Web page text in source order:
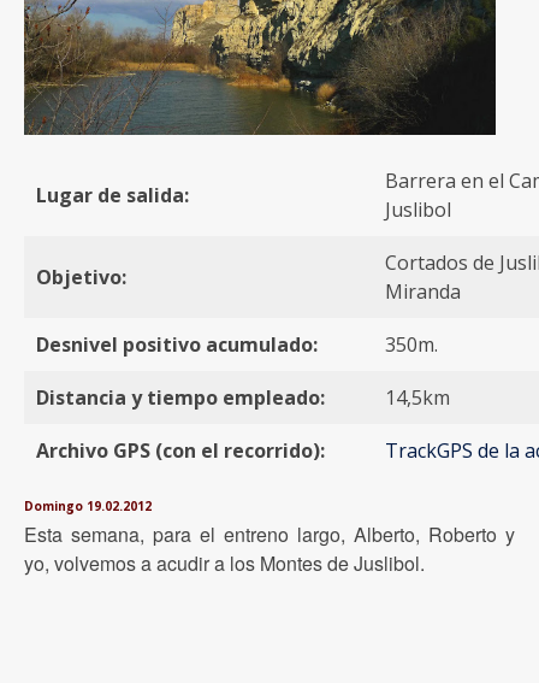
Lugar de salida:
Barrera en el
Juslibol
Objetivo:
Cortados de
Miranda
Desnivel positivo acumulado:
350m.
Distancia y tiempo empleado:
14,5km
Archivo GPS (con el recorrido):
TrackGPS de la
Domingo 19.02.2012
Esta semana, para el entreno largo, Alberto, Roberto y
yo, volvemos a acudir a los Montes de Juslibol.